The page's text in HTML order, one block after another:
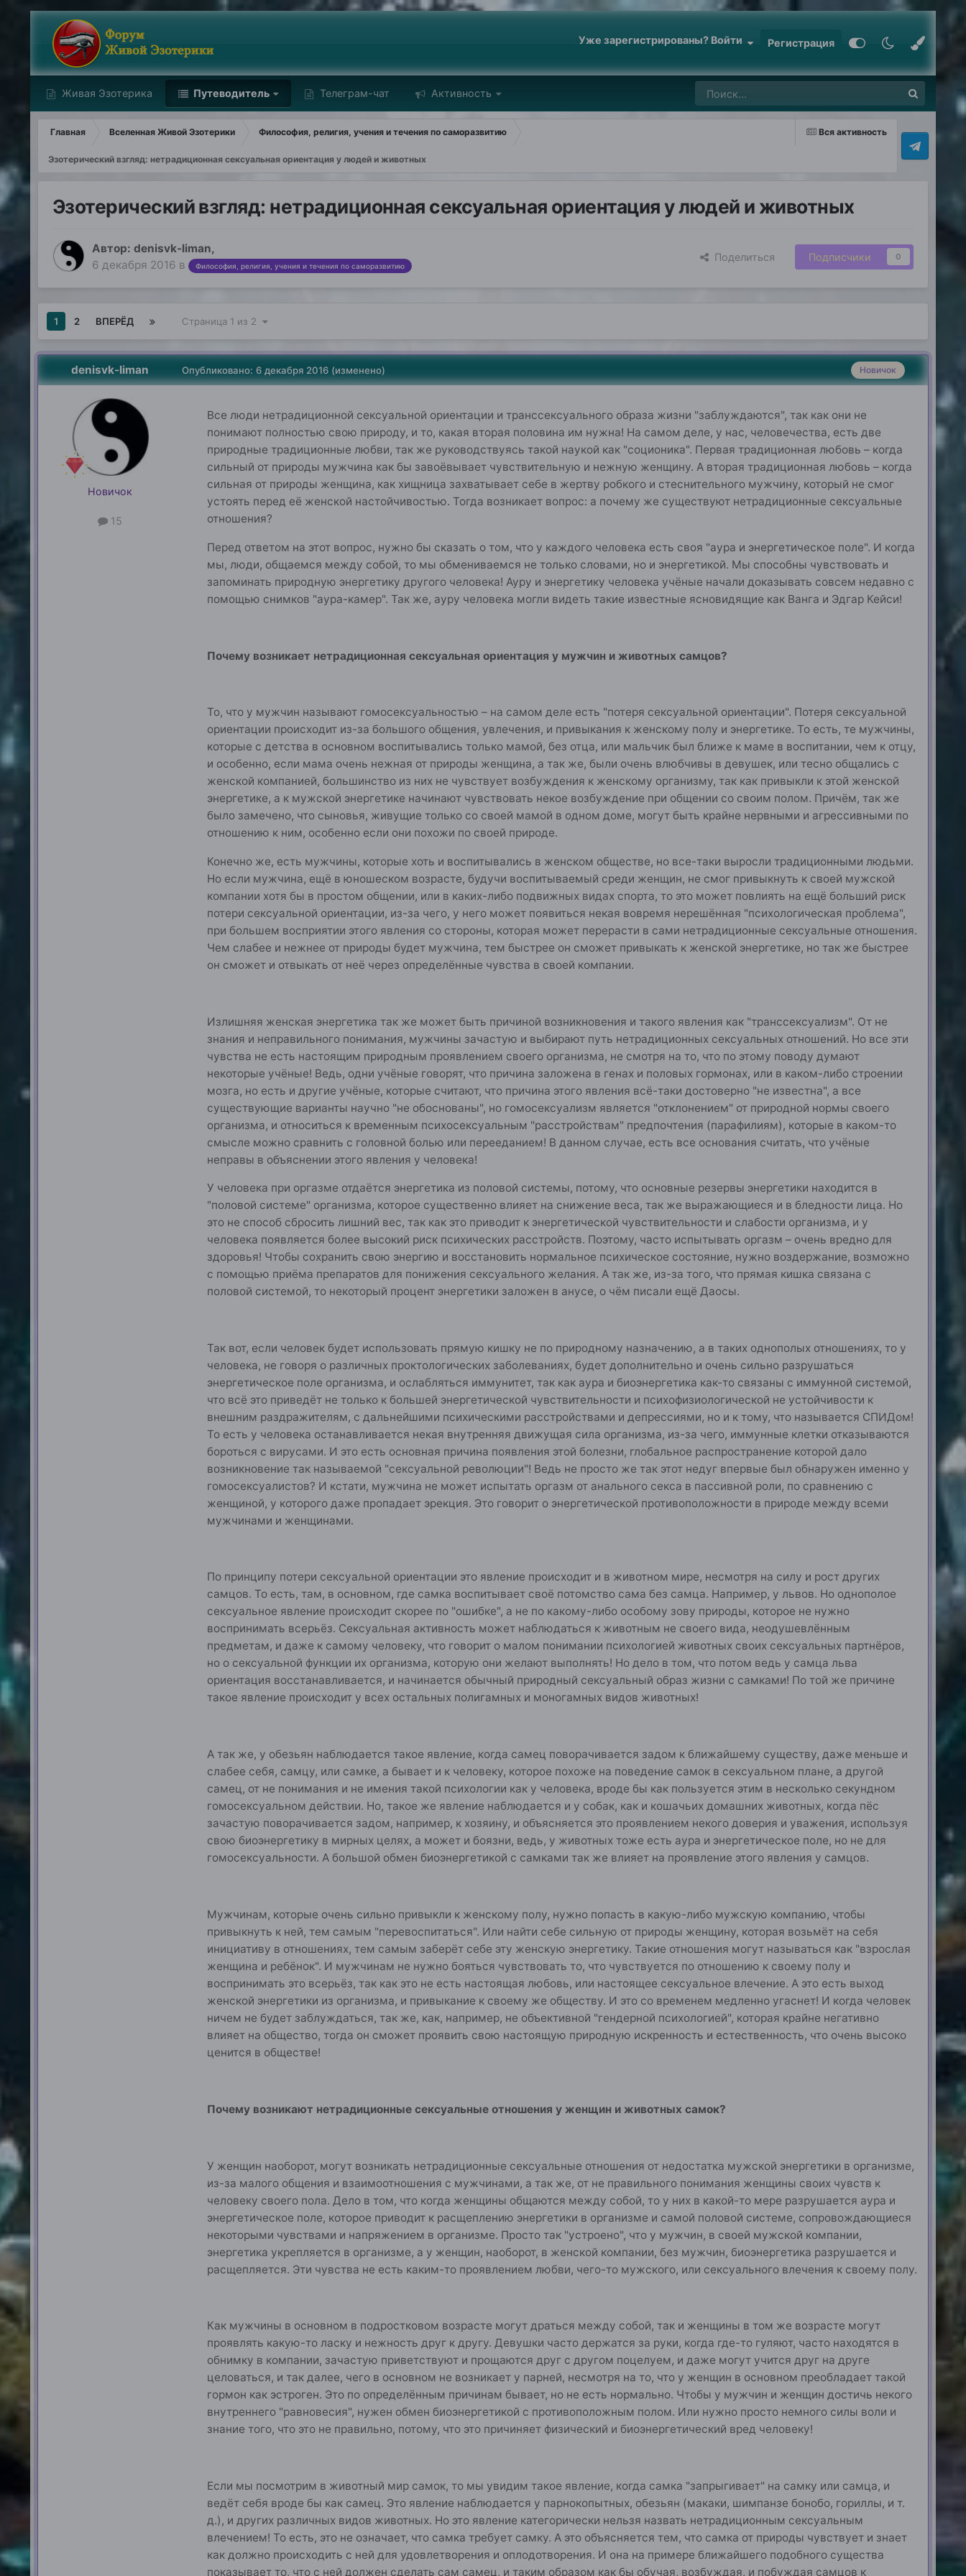
Уже зарегистрированы? Войти Регистрация
Живая Эзотерика Путеводитель Телеграм-чат Активность
Вся активность
Главная Вселенная Живой Эзотерики Философия, религия, учения и течения по саморазвитию
Эзотерический взгляд: нетрадиционная сексуальная ориентация у людей и животных
Эзотерический взгляд: нетрадиционная сексуальная ориентация у людей и животных
Автор: denisvk-liman,
6 декабря 2016 в Философия, религия, учения и течения по саморазвитию
Поделиться Подписчики 0
1 2 ВПЕРЁД Страница 1 из 2
denisvk-liman
Новичок
15
Новичок
Опубликовано: 6 декабря 2016 (изменено)
Все люди нетрадиционной сексуальной ориентации и транссексуального образа жизни "заблуждаются", так как они не
понимают полностью свою природу, и то, какая вторая половина им нужна! На самом деле, у нас, человечества, есть две
природные традиционные любви, так же руководствуясь такой наукой как "соционика". Первая традиционная любовь – когда
сильный от природы мужчина как бы завоёвывает чувствительную и нежную женщину. А вторая традиционная любовь – когда
сильная от природы женщина, как хищница захватывает себе в жертву робкого и стеснительного мужчину, который не смог
устоять перед её женской настойчивостью. Тогда возникает вопрос: а почему же существуют нетрадиционные сексуальные
отношения?
Перед ответом на этот вопрос, нужно бы сказать о том, что у каждого человека есть своя "аура и энергетическое поле". И когда
мы, люди, общаемся между собой, то мы обмениваемся не только словами, но и энергетикой. Мы способны чувствовать и
запоминать природную энергетику другого человека! Ауру и энергетику человека учёные начали доказывать совсем недавно с
помощью снимков "аура-камер". Так же, ауру человека могли видеть такие известные ясновидящие как Ванга и Эдгар Кейси!
Почему возникает нетрадиционная сексуальная ориентация у мужчин и животных самцов?
То, что у мужчин называют гомосексуальностью – на самом деле есть "потеря сексуальной ориентации". Потеря сексуальной
ориентации происходит из-за большого общения, увлечения, и привыкания к женскому полу и энергетике. То есть, те мужчины,
которые с детства в основном воспитывались только мамой, без отца, или мальчик был ближе к маме в воспитании, чем к отцу,
и особенно, если мама очень нежная от природы женщина, а так же, были очень влюбчивы в девушек, или тесно общались с
женской компанией, большинство из них не чувствует возбуждения к женскому организму, так как привыкли к этой женской
энергетике, а к мужской энергетике начинают чувствовать некое возбуждение при общении со своим полом. Причём, так же
было замечено, что сыновья, живущие только со своей мамой в одном доме, могут быть крайне нервными и агрессивными по
отношению к ним, особенно если они похожи по своей природе.
Конечно же, есть мужчины, которые хоть и воспитывались в женском обществе, но все-таки выросли традиционными людьми.
Но если мужчина, ещё в юношеском возрасте, будучи воспитываемый среди женщин, не смог привыкнуть к своей мужской
компании хотя бы в простом общении, или в каких-либо подвижных видах спорта, то это может повлиять на ещё больший риск
потери сексуальной ориентации, из-за чего, у него может появиться некая вовремя нерешённая "психологическая проблема",
при большем восприятии этого явления со стороны, которая может перерасти в сами нетрадиционные сексуальные отношения.
Чем слабее и нежнее от природы будет мужчина, тем быстрее он сможет привыкать к женской энергетике, но так же быстрее
он сможет и отвыкать от неё через определённые чувства в своей компании.
Излишняя женская энергетика так же может быть причиной возникновения и такого явления как "транссексуализм". От не
знания и неправильного понимания, мужчины зачастую и выбирают путь нетрадиционных сексуальных отношений. Но все эти
чувства не есть настоящим природным проявлением своего организма, не смотря на то, что по этому поводу думают
некоторые учёные! Ведь, одни учёные говорят, что причина заложена в генах и половых гормонах, или в каком-либо строении
мозга, но есть и другие учёные, которые считают, что причина этого явления всё-таки достоверно "не известна", а все
существующие варианты научно "не обоснованы", но гомосексуализм является "отклонением" от природной нормы своего
организма, и относиться к временным психосексуальным "расстройствам" предпочтения (парафилиям), которые в каком-то
смысле можно сравнить с головной болью или перееданием! В данном случае, есть все основания считать, что учёные
неправы в объяснении этого явления у человека!
У человека при оргазме отдаётся энергетика из половой системы, потому, что основные резервы энергетики находится в
"половой системе" организма, которое существенно влияет на снижение веса, так же выражающиеся и в бледности лица. Но
это не способ сбросить лишний вес, так как это приводит к энергетической чувствительности и слабости организма, и у
человека появляется более высокий риск психических расстройств. Поэтому, часто испытывать оргазм – очень вредно для
здоровья! Чтобы сохранить свою энергию и восстановить нормальное психическое состояние, нужно воздержание, возможно
с помощью приёма препаратов для понижения сексуального желания. А так же, из-за того, что прямая кишка связана с
половой системой, то некоторый процент энергетики заложен в анусе, о чём писали ещё Даосы.
Так вот, если человек будет использовать прямую кишку не по природному назначению, а в таких однополых отношениях, то у
человека, не говоря о различных проктологических заболеваниях, будет дополнительно и очень сильно разрушаться
энергетическое поле организма, и ослабляться иммунитет, так как аура и биоэнергетика как-то связаны с иммунной системой,
что всё это приведёт не только к большей энергетической чувствительности и психофизиологической не устойчивости к
внешним раздражителям, с дальнейшими психическими расстройствами и депрессиями, но и к тому, что называется СПИДом!
То есть у человека останавливается некая внутренняя движущая сила организма, из-за чего, иммунные клетки отказываются
бороться с вирусами. И это есть основная причина появления этой болезни, глобальное распространение которой дало
возникновение так называемой "сексуальной революции"! Ведь не просто же так этот недуг впервые был обнаружен именно у
гомосексуалистов? И кстати, мужчина не может испытать оргазм от анального секса в пассивной роли, по сравнению с
женщиной, у которого даже пропадает эрекция. Это говорит о энергетической противоположности в природе между всеми
мужчинами и женщинами.
По принципу потери сексуальной ориентации это явление происходит и в животном мире, несмотря на силу и рост других
самцов. То есть, там, в основном, где самка воспитывает своё потомство сама без самца. Например, у львов. Но однополое
сексуальное явление происходит скорее по "ошибке", а не по какому-либо особому зову природы, которое не нужно
воспринимать всерьёз. Сексуальная активность может наблюдаться к животным не своего вида, неодушевлённым
предметам, и даже к самому человеку, что говорит о малом понимании психологией животных своих сексуальных партнёров,
но о сексуальной функции их организма, которую они желают выполнять! Но дело в том, что потом ведь у самца льва
ориентация восстанавливается, и начинается обычный природный сексуальный образ жизни с самками! По той же причине
такое явление происходит у всех остальных полигамных и моногамных видов животных!
А так же, у обезьян наблюдается такое явление, когда самец поворачивается задом к ближайшему существу, даже меньше и
слабее себя, самцу, или самке, а бывает и к человеку, которое похоже на поведение самок в сексуальном плане, а другой
самец, от не понимания и не имения такой психологии как у человека, вроде бы как пользуется этим в несколько секундном
гомосексуальном действии. Но, такое же явление наблюдается и у собак, как и кошачьих домашних животных, когда пёс
зачастую поворачивается задом, например, к хозяину, и объясняется это проявлением некого доверия и уважения, используя
свою биоэнергетику в мирных целях, а может и боязни, ведь, у животных тоже есть аура и энергетическое поле, но не для
гомосексуальности. А большой обмен биоэнергетикой с самками так же влияет на проявление этого явления у самцов.
Мужчинам, которые очень сильно привыкли к женскому полу, нужно попасть в какую-либо мужскую компанию, чтобы
привыкнуть к ней, тем самым "перевоспитаться". Или найти себе сильную от природы женщину, которая возьмёт на себя
инициативу в отношениях, тем самым заберёт себе эту женскую энергетику. Такие отношения могут называться как "взрослая
женщина и ребёнок". И мужчинам не нужно бояться чувствовать то, что чувствуется по отношению к своему полу и
воспринимать это всерьёз, так как это не есть настоящая любовь, или настоящее сексуальное влечение. А это есть выход
женской энергетики из организма, и привыкание к своему же обществу. И это со временем медленно угаснет! И когда человек
ничем не будет заблуждаться, так же, как, например, не объективной "гендерной психологией", которая крайне негативно
влияет на общество, тогда он сможет проявить свою настоящую природную искренность и естественность, что очень высоко
ценится в обществе!
Почему возникают нетрадиционные сексуальные отношения у женщин и животных самок?
У женщин наоборот, могут возникать нетрадиционные сексуальные отношения от недостатка мужской энергетики в организме,
из-за малого общения и взаимоотношения с мужчинами, а так же, от не правильного понимания женщины своих чувств к
человеку своего пола. Дело в том, что когда женщины общаются между собой, то у них в какой-то мере разрушается аура и
энергетическое поле, которое приводит к расщеплению энергетики в организме и самой половой системе, сопровождающиеся
некоторыми чувствами и напряжением в организме. Просто так "устроено", что у мужчин, в своей мужской компании,
энергетика укрепляется в организме, а у женщин, наоборот, в женской компании, без мужчин, биоэнергетика разрушается и
расщепляется. Эти чувства не есть каким-то проявлением любви, чего-то мужского, или сексуального влечения к своему полу.
Как мужчины в основном в подростковом возрасте могут драться между собой, так и женщины в том же возрасте могут
проявлять какую-то ласку и нежность друг к другу. Девушки часто держатся за руки, когда где-то гуляют, часто находятся в
обнимку в компании, зачастую приветствуют и прощаются друг с другом поцелуем, и даже могут учится друг на друге
целоваться, и так далее, чего в основном не возникает у парней, несмотря на то, что у женщин в основном преобладает такой
гормон как эстроген. Это по определённым причинам бывает, но не есть нормально. Чтобы у мужчин и женщин достичь некого
внутреннего "равновесия", нужен обмен биоэнергетикой с противоположным полом. Или нужно просто немного силы воли и
знание того, что это не правильно, потому, что это причиняет физический и биоэнергетический вред человеку!
Если мы посмотрим в животный мир самок, то мы увидим такое явление, когда самка "запрыгивает" на самку или самца, и
ведёт себя вроде бы как самец. Это явление наблюдается у парнокопытных, обезьян (макаки, шимпанзе бонобо, гориллы, и т.
д.), и других различных видов животных. Но это явление категорически нельзя назвать нетрадиционным сексуальным
влечением! То есть, это не означает, что самка требует самку. А это объясняется тем, что самка от природы чувствует и знает
как должно происходить с ней для удовлетворения и оплодотворения. И она на примере ближайшего подобного существа
показывает то, что с ней должен сделать сам самец, и таким образом как бы обучая, возбуждая, и побуждая самцов к